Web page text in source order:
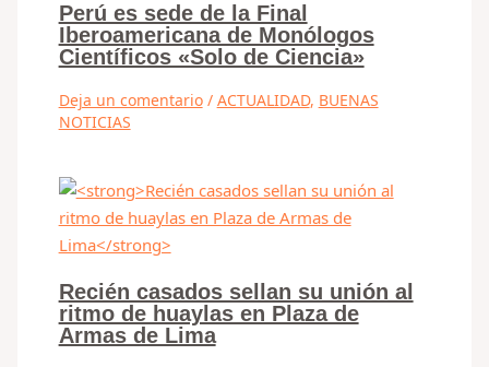
Perú es sede de la Final
Iberoamericana de Monólogos
Científicos «Solo de Ciencia»
Deja un comentario / ACTUALIDAD, BUENAS
NOTICIAS
Recién casados sellan su unión al
ritmo de huaylas en Plaza de
Armas de Lima